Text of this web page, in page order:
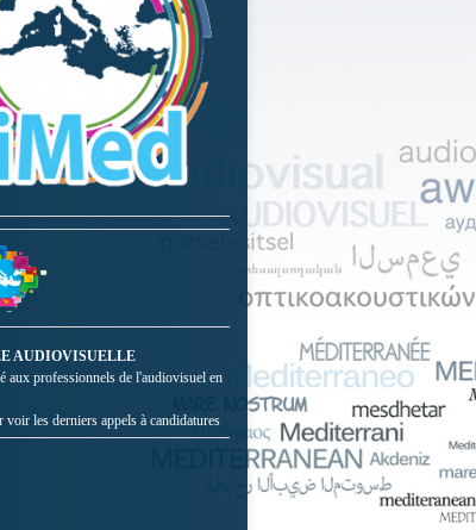
AUDIOVISUELLE
aux professionnels de l'audiovisuel en
voir les derniers appels à candidatures